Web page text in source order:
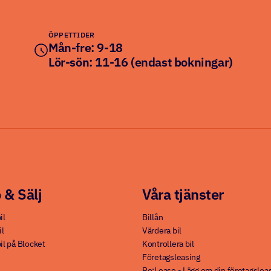
ÖPPETTIDER
Mån-fre: 9-18
Lör-sön: 11-16 (endast bokningar)
& Sälj
på Blocket
Våra tjänster
Billån
Värdera bil
Kontrollera bil
Företagsleasing